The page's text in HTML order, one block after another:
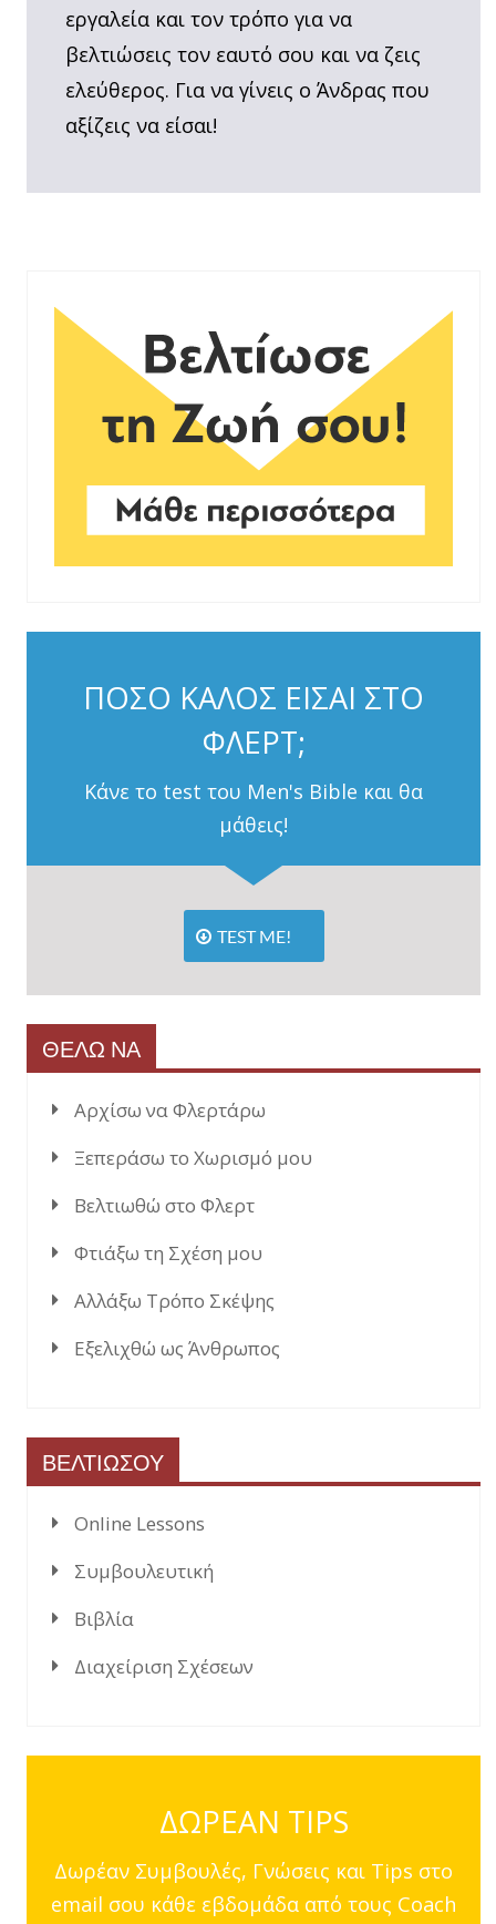
εργαλεία και τον τρόπο για να
βελτιώσεις τον εαυτό σου και να ζεις
ελεύθερος. Για να γίνεις ο Άνδρας που
αξίζεις να είσαι!
ΠΟΣΟ ΚΑΛΟΣ ΕΙΣΑΙ ΣΤΟ
ΦΛΕΡΤ;
Κάνε το test του Men's Bible και θα
μάθεις!
TEST ME!
ΘΕΛΩ ΝΑ
Αρχίσω να Φλερτάρω
Ξεπεράσω το Χωρισμό μου
Βελτιωθώ στο Φλερτ
Φτιάξω τη Σχέση μου
Αλλάξω Τρόπο Σκέψης
Εξελιχθώ ως Άνθρωπος
ΒΕΛΤΙΩΣΟΥ
Online Lessons
Συμβουλευτική
Βιβλία
Διαχείριση Σχέσεων
ΔΩΡΕΑΝ TIPS
Δωρέαν Συμβουλές, Γνώσεις και Tips στο
email σου κάθε εβδομάδα από τους Coach